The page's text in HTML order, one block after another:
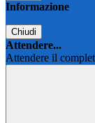
Informazione
Chiudi
Attendere...
Attendere il